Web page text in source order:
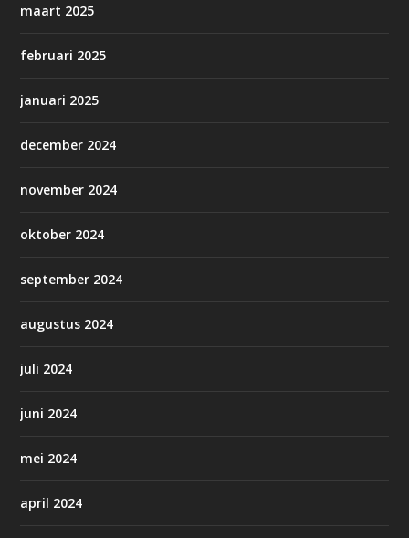
maart 2025
februari 2025
januari 2025
december 2024
november 2024
oktober 2024
september 2024
augustus 2024
juli 2024
juni 2024
mei 2024
april 2024